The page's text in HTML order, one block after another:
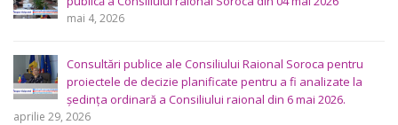
mai 4, 2026
Consultări publice ale Consiliului Raional Soroca pentru
proiectele de decizie planificate pentru a fi analizate la
ședința ordinară a Consiliului raional din 6 mai 2026.
aprilie 29, 2026